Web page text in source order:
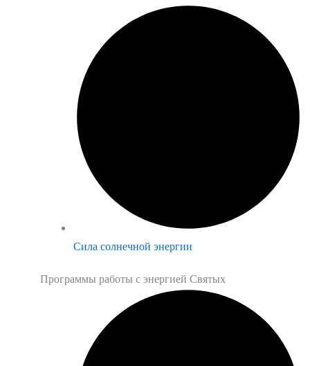
Сила солнечной энергии
Программы работы с энергией Святых